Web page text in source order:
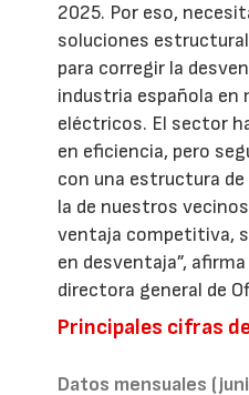
2025. Por eso,
soluciones
para corregir la
industria española en
eléctricos. El sector
en eficiencia, pero
con una estructura
la de nuestros
ventaja competitiva,
en desventaja”, afirma
directora general de
Principales cifras
Datos mensuales